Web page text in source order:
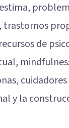
de
y la